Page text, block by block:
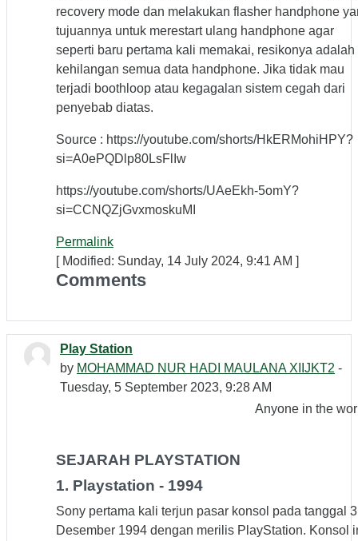
recovery mode dan melakukan flasher handphone
tujuannya untuk merestart ulang handphone agar
seperti baru pertama kali memakai, resikonya adalah
kehilangan semua data handphone. Jika tidak mau
terjadi boothloop atau kegagalan sistem cegah dari
penyebab diatas.
Source : https://youtube.com/shorts/HkERMohiHPY?
si=A0ePQDlp80LsFlIw
https://youtube.com/shorts/UAeEkh-5omY?
si=CCNQZjGvxmoskuMI
Permalink
[ Modified: Sunday, 14 July 2024, 9:41 AM ]
Comments
Play Station
by MOHAMMAD NUR HADI MAULANA XIIJKT2 -
Tuesday, 5 September 2023, 9:28 AM
Anyone in the
SEJARAH PLAYSTATION
1. Playstation - 1994
Sony pertama kali terjun pasar konsol pada tanggal 3
Desember 1994 dengan merilis PlayStation. Konsol